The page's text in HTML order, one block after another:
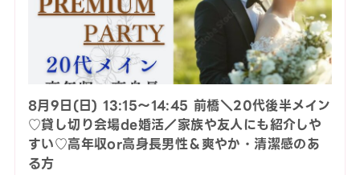
8月9日(日) 13:15〜14:45 前橋＼20代後半メイン
♡貸し切り会場de婚活／家族や友人にも紹介しや
すい♡高年収or高身長男性＆爽やか・清潔感のあ
る方